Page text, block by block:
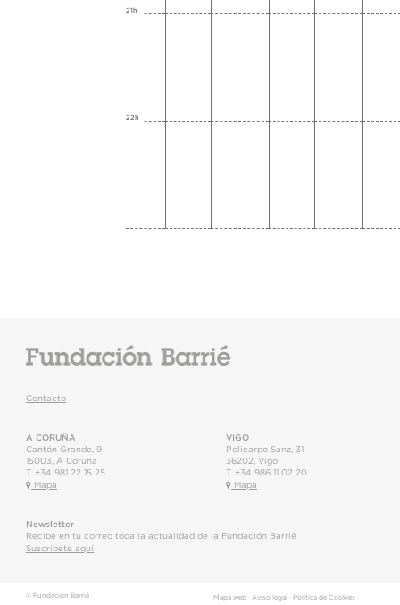
21h
22h
Contacto
A CORUÑA
Cantón Grande, 9
15003
A Coruña
T. +34 981 22 15 25
Mapa
VIGO
Policarpo Sanz, 31
36202 Vigo
T. +34 986 11 02 20
Mapa
Newsletter
Recibe en tu correo toda la actualidad de la Fundación Barrié
Suscríbete aquí
© Fundación Barrié Mapa web· Aviso legal · Política de Cookies ·